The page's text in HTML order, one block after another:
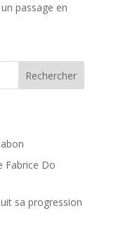
passage en
Rechercher
Fabrice Do
sa progression